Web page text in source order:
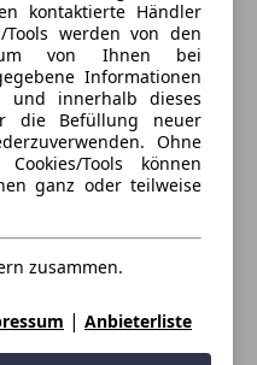
kontaktierte Händler
Tools werden von den
um von Ihnen bei
Informationen
innerhalb dieses
die Befüllung neuer
Ohne
Tools können
ganz oder teilweise
zusammen.
| Anbieterliste